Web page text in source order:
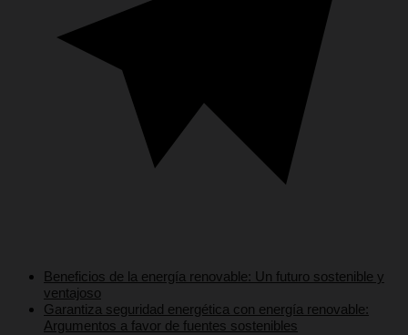
Beneficios de la energía renovable: Un futuro sostenible y
ventajoso
Garantiza seguridad energética con energía renovable:
Argumentos a favor de fuentes sostenibles